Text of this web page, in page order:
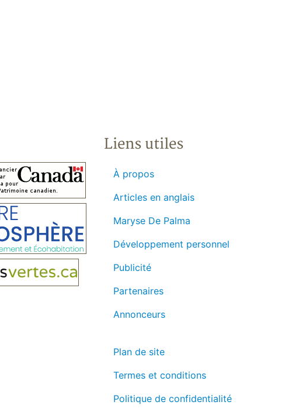
Liens utiles
À propos
Articles en anglais
Maryse De Palma
Développement personnel
Publicité
Partenaires
Annonceurs
Plan de site
Termes et conditions
Politique de confidentialité